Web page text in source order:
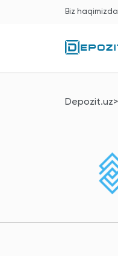
Biz haqimizda
Depozit.uz